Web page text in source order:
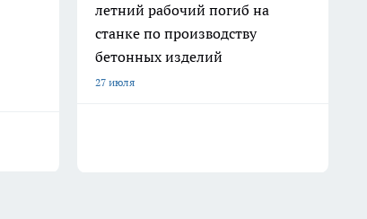
летний рабочий погиб на
станке по производству
бетонных изделий
27 июля